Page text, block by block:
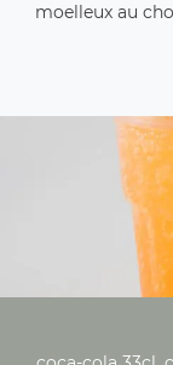
moelleux au